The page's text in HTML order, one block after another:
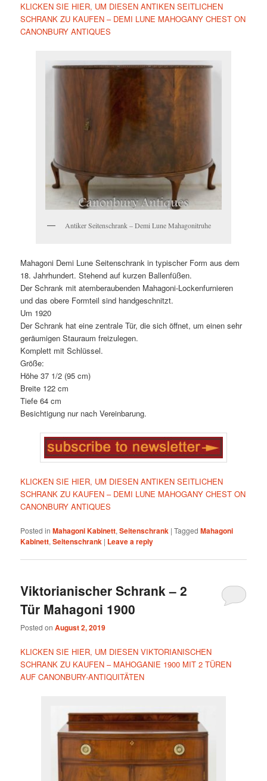
KLICKEN SIE HIER, UM DIESEN ANTIKEN SEITLICHEN
SCHRANK ZU KAUFEN – DEMI LUNE MAHOGANY CHEST ON
CANONBURY ANTIQUES
Antiker Seitenschrank – Demi Lune Mahagonitruhe
Mahagoni Demi Lune Seitenschrank in typischer Form aus dem
18. Jahrhundert. Stehend auf kurzen Ballenfüßen.
Der Schrank mit atemberaubenden Mahagoni-Lockenfurnieren
und das obere Formteil sind handgeschnitzt.
Um 1920
Der Schrank hat eine zentrale Tür, die sich öffnet, um einen sehr
geräumigen Stauraum freizulegen.
Komplett mit Schlüssel.
Größe:
Höhe 37 1/2 (95 cm)
Breite 122 cm
Tiefe 64 cm
Besichtigung nur nach Vereinbarung.
KLICKEN SIE HIER, UM DIESEN ANTIKEN SEITLICHEN
SCHRANK ZU KAUFEN – DEMI LUNE MAHOGANY CHEST ON
CANONBURY ANTIQUES
Posted in Mahagoni Kabinett,Seitenschrank |Tagged Mahagoni
Kabinett,Seitenschrank | Leave a reply
Viktorianischer Schrank – 2
Tür Mahagoni 1900
Posted onAugust 2, 2019
KLICKEN SIE HIER, UM DIESEN VIKTORIANISCHEN
SCHRANK ZU KAUFEN – MAHOGANIE 1900 MIT 2 TÜREN
AUF CANONBURY-ANTIQUITÄTEN